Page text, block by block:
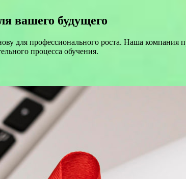
вашего будущего
для профессионального роста. Наша компания
процесса обучения.